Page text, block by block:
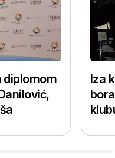
diplomom
Iza